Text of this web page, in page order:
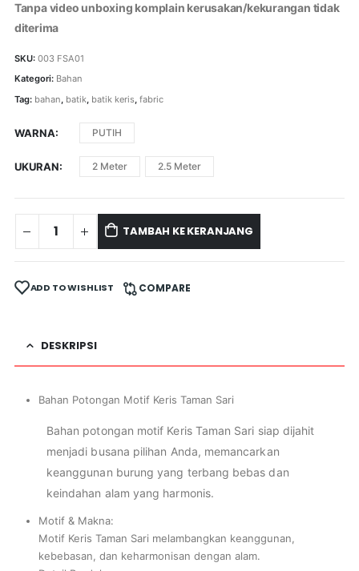
Tanpa video unboxing komplain kerusakan/kekurangan tidak
diterima
SKU: 003 FSA01
Kategori: Bahan
Tag: bahan, batik, batik keris, fabric
WARNA PUTIH
UKURAN 2 Meter 2.5 Meter
TAMBAH KE KERANJANG
ADD TO WISHLIST COMPARE
DESKRIPSI
Bahan Potongan Motif Keris Taman Sari
Bahan potongan motif Keris Taman Sari siap dijahit
menjadi busana pilihan Anda, memancarkan
keanggunan burung yang terbang bebas dan
keindahan alam yang harmonis.
Motif & Makna:
Motif Keris Taman Sari melambangkan keanggunan,
kebebasan, dan keharmonisan dengan alam.